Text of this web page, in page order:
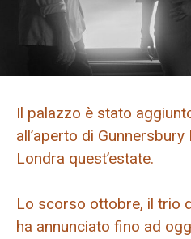
Il palazzo è stato
all’aperto di
Londra quest’estate.
Lo scorso ottobre, il trio
ha annunciato fino ad